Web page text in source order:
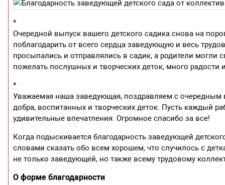
*
Очередной выпуск вашего детского садика снова на
поблагодарить от всего сердца заведующую и весь
просыпались и отправлялись в садик, а родители могли
пожелать послушных и творческих деток, много
*
Уважаемая наша заведующая, поздравляем с
добра, воспитанных и творческих деток. Пусть каждый
удивительные впечатления. Огромное спасибо за все!
Когда подыскивается благодарность заведующей
словами сказать обо всем хорошем, что случилось с
не только заведующей, но также всему трудовому
О форме благодарности